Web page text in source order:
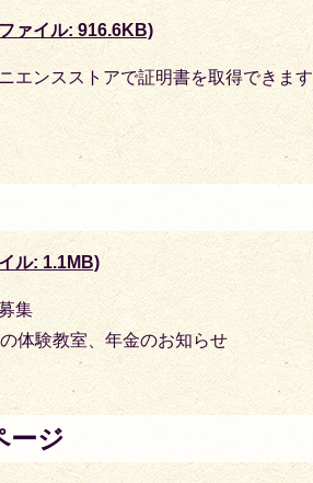
ァイル: 916.6KB)
エンスストアで証明書を取得できます
ル: 1.1MB)
集
体験教室、年金のお知らせ
ージ